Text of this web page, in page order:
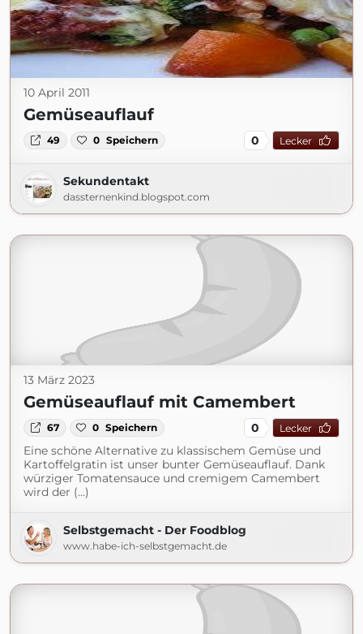
10 April 2011
Gemüseauflauf
49 0 Speichern 0 Lecker
Sekundentakt
dassternenkind.blogspot.com
13 März 2023
Gemüseauflauf mit Camembert
67 0 Speichern 0 Lecker
Eine schöne Alternative zu klassischem Gemüse und
Kartoffelgratin ist unser bunter Gemüseauflauf. Dank
würziger Tomatensauce und cremigem Camembert
wird der (...)
Selbstgemacht - Der Foodblog
www.habe-ich-selbstgemacht.de